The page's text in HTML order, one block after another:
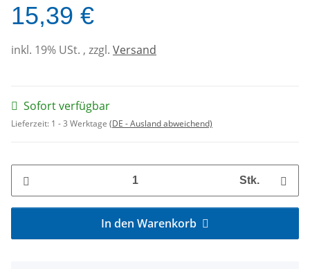
15,39 €
inkl. 19% USt. , zzgl. Versand
Sofort verfügbar
Lieferzeit: 1 - 3 Werktage (DE - Ausland abweichend)
Stk.
In den Warenkorb